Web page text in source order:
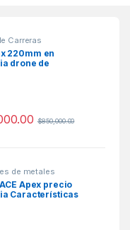
Carreras
220mm en
drone de
$850,000.00
de metales
Apex precio
Características